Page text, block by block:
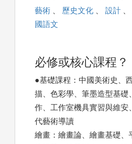
藝術 、 歷史文化 、 設計 、
國語文
必修或核心課程？
●基礎課程：中國美術史、
描、色彩學、筆墨造型基礎
作、工作室機具實習與維安
代藝術導讀
繪畫：繪畫論、繪畫基礎、